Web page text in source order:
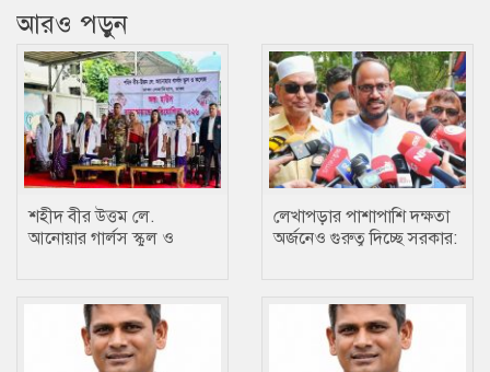
আরও পড়ুন
শহীদ বীর উত্তম লে.
আনোয়ার গার্লস স্কুল ও
লেখাপড়ার পাশাপাশি দক্ষতা
অর্জনেও গুরুত্ব দিচ্ছে সরকার: